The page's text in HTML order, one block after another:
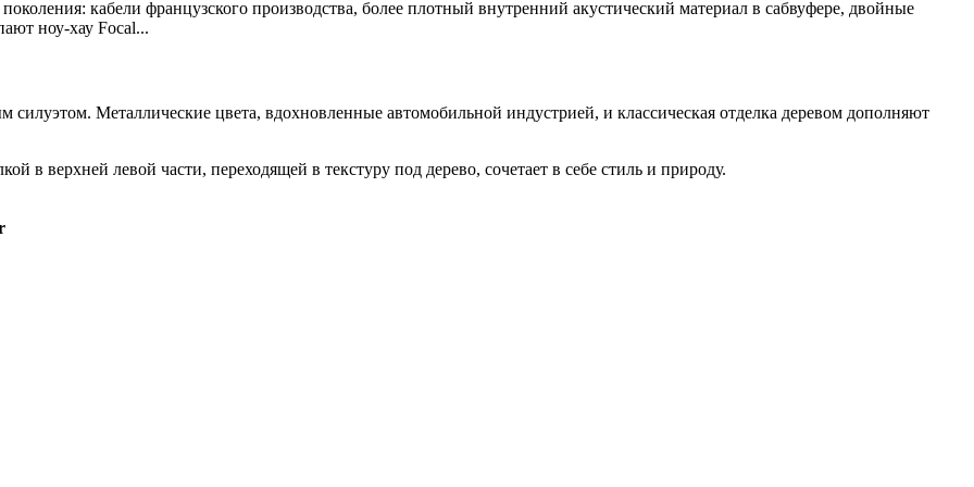
кабели французского производства, более плотный внутренний акустический материал в сабвуфере, двойные
ноу-хау Focal...
Металлические цвета, вдохновленные автомобильной индустрией, и классическая отделка деревом дополняют